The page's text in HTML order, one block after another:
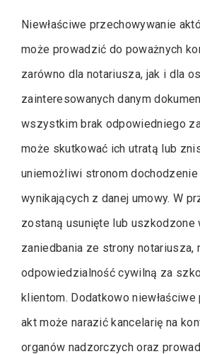
Niewłaściwe przechowywanie
może prowadzić do poważnych
zarówno dla notariusza, jak i dla
zainteresowanych danym
wszystkim brak odpowiedniego
może skutkować ich utratą lub
uniemożliwi stronom
wynikających z danej umowy. W
zostaną usunięte lub uszkodzone
zaniedbania ze strony notariusza,
odpowiedzialność cywilną za
klientom. Dodatkowo
akt może narazić kancelarię na
organów nadzorczych oraz